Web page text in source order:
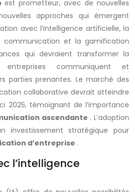
est prometteur, avec de nouvelles
approches qui émergent
avec l’intelligence artificielle, la
communication et la gamification
qui devraient transformer la
communiquent et
parties prenantes. Le marché des
collaborative devrait atteindre
2025, témoignant de l’importance
ascendante . L’adoption
investissement stratégique pour
d’entreprise .
l’intelligence